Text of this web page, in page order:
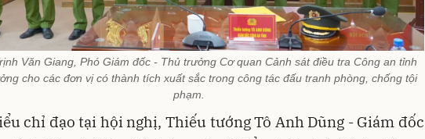
Văn Giang, Phó Giám đốc - Thủ trưởng Cơ quan Cảnh sát điều tra Công an tỉnh
cho các đơn vị có thành tích xuất sắc trong công tác đấu tranh phòng, chống tội
phạm.
chỉ đạo tại hội nghị, Thiếu tướng Tô Anh Dũng - Giám đốc